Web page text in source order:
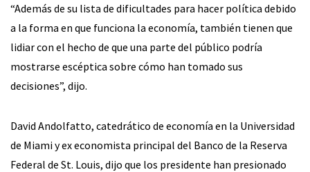
“Además de su lista de dificultades para hacer política debido
a la forma en que funciona la economía, también tienen que
lidiar con el hecho de que una parte del público podría
mostrarse escéptica sobre cómo han tomado sus
decisiones”, dijo.
David Andolfatto, catedrático de economía en la Universidad
de Miami y ex economista principal del Banco de la Reserva
Federal de St. Louis, dijo que los presidente han presionado